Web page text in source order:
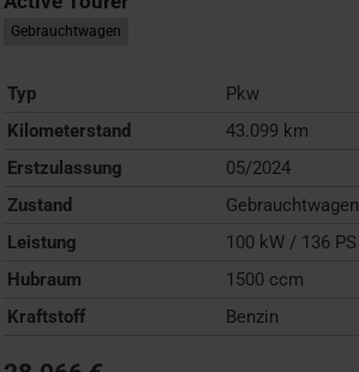
Gebrauchtwagen
Typ
Pkw
Kilometerstand
43.099 km
Erstzulassung
05/2024
Zustand
Gebrauchtwagen
Leistung
100 kW / 136 PS
Hubraum
1500 ccm
Kraftstoff
Benzin